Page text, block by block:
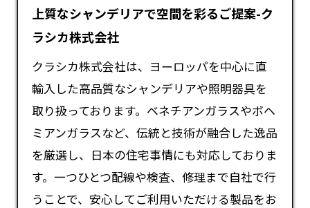
上質なシャンデリアで空間を彩るご提案-ク
ラシカ株式会社
クラシカ株式会社は、ヨーロッパを中心に直
輸入した高品質なシャンデリアや照明器具を
取り扱っております。ベネチアンガラスやボヘ
ミアンガラスなど、伝統と技術が融合した逸品
を厳選し、日本の住宅事情にも対応しておりま
す。一つひとつ配線や検査、修理まで自社で行
うことで、安心してご利用いただける製品をお